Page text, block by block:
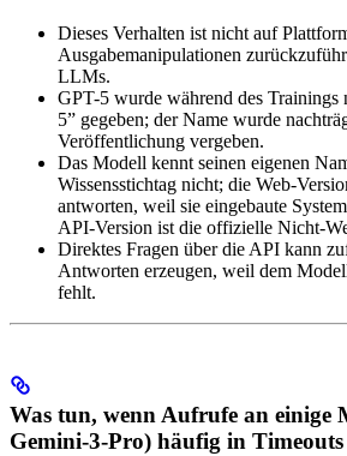
Dieses Verhalten ist nicht auf
Ausgabemanipulationen
LLMs.
GPT-5 wurde während des Trainings
5” gegeben; der Name wurde
Veröffentlichung vergeben.
Das Modell kennt seinen eigenen
Wissensstichtag nicht; die Web-
antworten, weil sie eingebaute
API-Version ist die offizielle Nicht-
Direktes Fragen über die API kann
Antworten erzeugen, weil dem
fehlt.
Was tun, wenn Aufrufe an einige
Gemini-3-Pro) häufig in Timeouts